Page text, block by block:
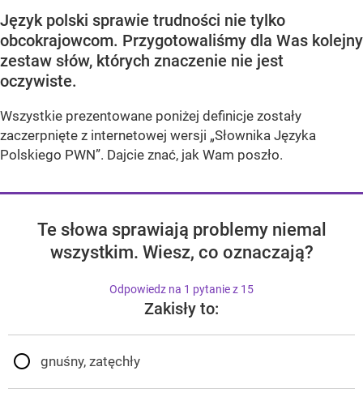
Język polski sprawie trudności nie tylko
obcokrajowcom. Przygotowaliśmy dla Was kolejny
zestaw słów, których znaczenie nie jest
oczywiste.
Wszystkie prezentowane poniżej definicje zostały
zaczerpnięte z internetowej wersji „Słownika Języka
Polskiego PWN”. Dajcie znać, jak Wam poszło.
Te słowa sprawiają problemy niemal
wszystkim. Wiesz, co oznaczają?
Odpowiedz na 1 pytanie z 15
Zakisły to:
gnuśny, zatęchły